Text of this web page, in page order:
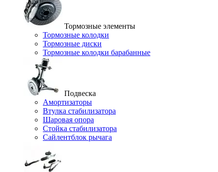
Тормозные элементы
Тормозные колодки
Тормозные диски
Тормозные колодки барабанные
Подвеска
Амортизаторы
Втулка стабилизатора
Шаровая опора
Стойка стабилизатора
Сайлентблок рычага